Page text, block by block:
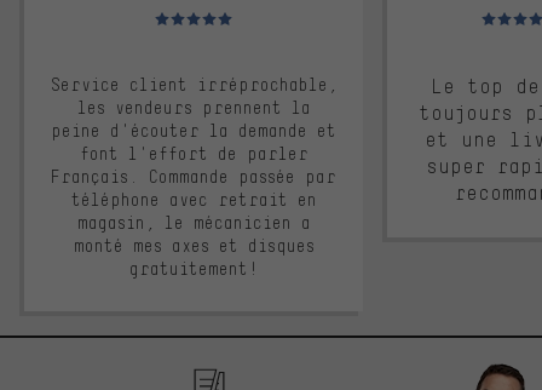
Note moyenne : 5 sur 5
Service client irréprochable,
les vendeurs prennent la
peine d'écouter la demande et
font l'effort de parler
Français. Commande passée par
téléphone avec retrait en
magasin, le mécanicien a
monté mes axes et disques
gratuitement!
Note
Le top
toujours
et une
super